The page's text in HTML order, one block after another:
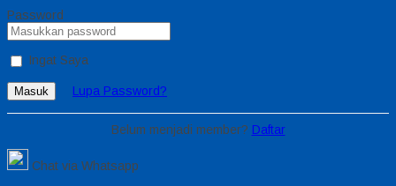
Password
Ingat Saya
Masuk Lupa Password?
Belum menjadi member? Daftar
Chat via Whatsapp